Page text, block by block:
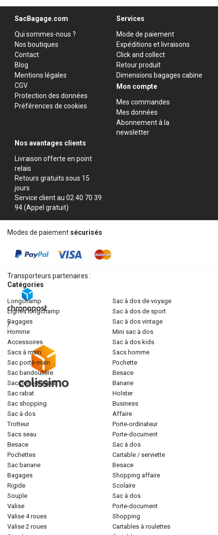
SacBagage.com
Qui sommes-nous ?
Nos boutiques
Contact
Blog
Mentions légales
CGV
Protection des données
Préférences de cookies
Services
Mode de paiement
Expéditions et livraisons
Click and collect
Retour produit
Dimensions bagages cabine
Mon compte
Mes commandes
Mes données
Abonnement à la
newsletter
Nos avantages clients
Livraison offerte en point
relais
Retours gratuits sous 15
jours
Service client au 02 40 70 39
94 (Appel gratuit)
Modes de paiement sécurisés
Transporteurs partenaires :
/
Catégories
longchamp
lignes longchamp
bagages
homme
accessoires
sacs à main
sac porté-main
sac bandoulière
sac porté-travers
sac rabat
sac shopping
sac à dos
trotteur
sacs seau
besace
pochettes
sac banane
bagages
rigide
souple
valise
valise 4 roues
valise 2 roues
sac à dos de voyage
sac à dos de sport
sac à dos vintage
mini sac à dos
sac à dos kids
sacs homme
pochette
besace
banane
holster
business
affaire
porte-ordinateur
porte-document
sac à dos
cartable / serviette
besace
shopping affaire
scolaire
sac à dos
porte-document
shopping
cartables à roulettes